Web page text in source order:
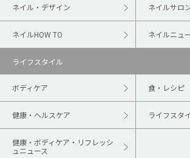
ネイル・デザイン ネイルサロ
ネイルHOW TO ネイルニュ
ライフスタイル
ボディケア 食・レシピ
健康・ヘルスケア ライフスタ
健康・ボディケア・リフレッシ
ュニュース